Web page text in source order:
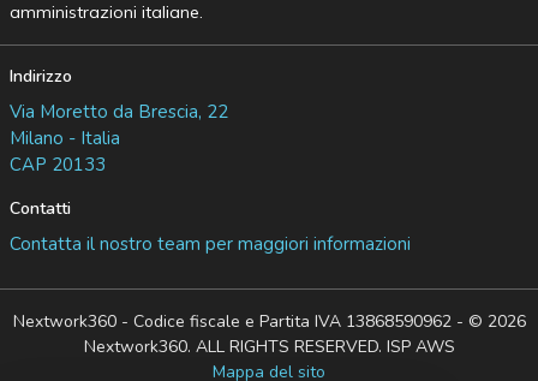
amministrazioni italiane.
Indirizzo
Via Moretto da Brescia, 22
Milano - Italia
CAP 20133
Contatti
Contatta il nostro team per maggiori informazioni
Nextwork360 - Codice fiscale e Partita IVA 13868590962 - © 2026
Nextwork360. ALL RIGHTS RESERVED. ISP AWS
Mappa del sito